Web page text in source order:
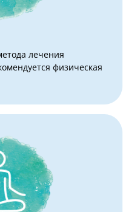
лечения
физическая